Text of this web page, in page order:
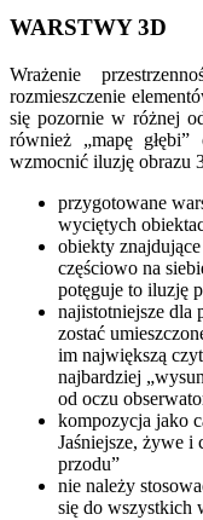
WARSTWY 3D
Wrażenie
rozmieszczenie
się pozornie w różnej
również „mapę
wzmocnić iluzję obrazu
przygotowane
wyciętych
obiekty
częściowo na
potęguje to iluzję
najistotniejsze dla
zostać
im największą
najbardziej
od oczu
kompozycja jako
Jaśniejsze, żywe i
przodu”
nie należy
się do wszystkich